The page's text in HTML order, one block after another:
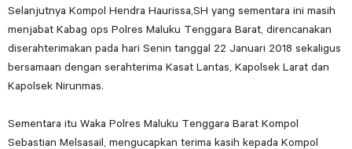
Selanjutnya Kompol Hendra Haurissa,SH yang sementara ini masih
menjabat Kabag ops Polres Maluku Tenggara Barat, direncanakan
diserahterimakan pada hari Senin tanggal 22 Januari 2018 sekaligus
bersamaan dengan serahterima Kasat Lantas, Kapolsek Larat dan
Kapolsek Nirunmas.
Sementara itu Waka Polres Maluku Tenggara Barat Kompol
Sebastian Melsasail, mengucapkan terima kasih kepada Kompol